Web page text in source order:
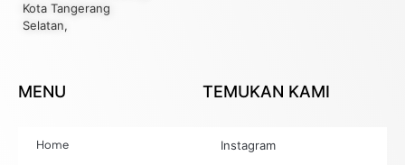
Kota Tangerang
Selatan,
MENU
Home
TEMUKAN KAMI
Instagram